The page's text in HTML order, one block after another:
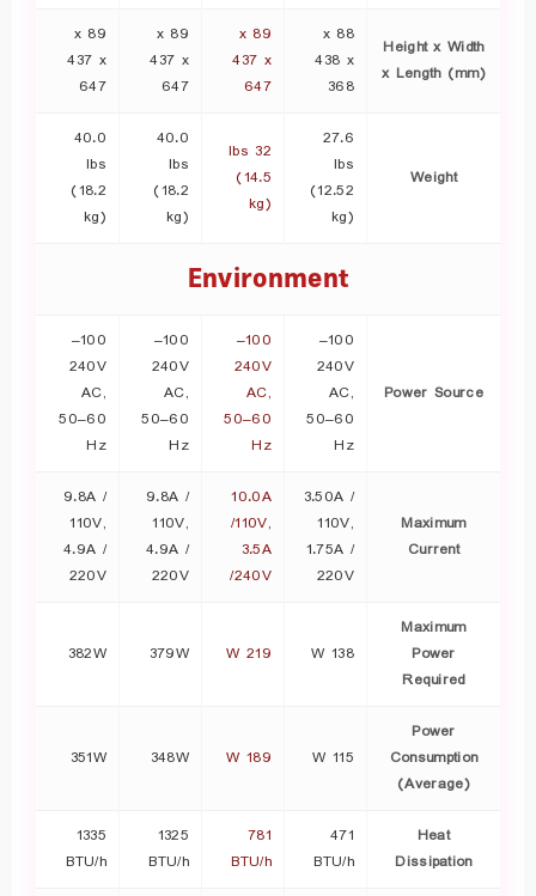
Height x Width
x Length (mm)
88 x
438 x
368
89 x
437 x
647
89 x
437 x
647
89 x
437 x
647
Weight
27.6
lbs
(12.52
kg)
32 lbs
(14.5
kg)
40.0
lbs
(18.2
kg)
40.0
lbs
(18.2
kg)
Environment
Power Source
100–
240V
AC,
50–60
Hz
100–
240V
AC,
50–60
Hz
100–
240V
AC,
50–60
Hz
100–
240V
AC,
50–60
Hz
Maximum
Current
3.50A /
110V,
1.75A /
220V
10.0A
/110V,
3.5A
/240V
9.8A /
110V,
4.9A /
220V
9.8A /
110V,
4.9A /
220V
Maximum
Power
Required
138 W
219 W
379W
382W
Power
Consumption
(Average)
115 W
189 W
348W
351W
Heat
Dissipation
471
BTU/h
781
BTU/h
1325
BTU/h
1335
BTU/h